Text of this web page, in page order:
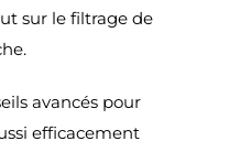
sur le filtrage de
avancés pour
efficacement